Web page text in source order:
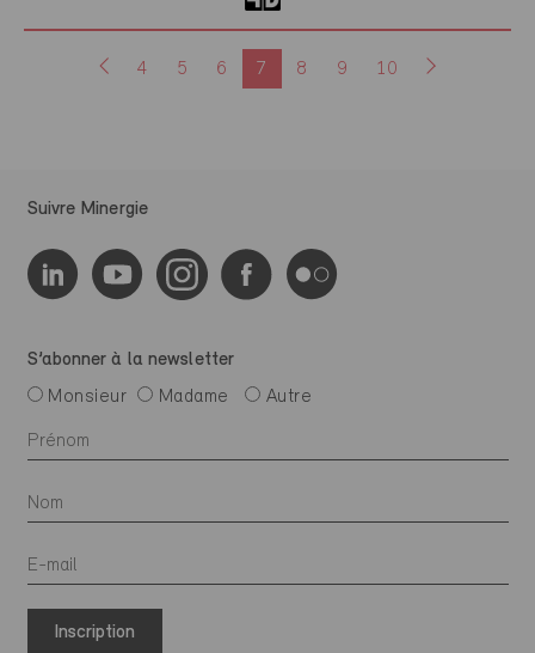
4 5 6 7 8 9 10
Suivre Minergie
S’abonner à la newsletter
Monsieur
Madame Autre
Inscription